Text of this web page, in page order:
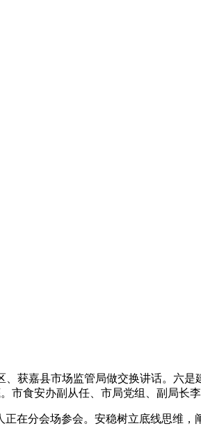
嘉县市场监管局做交换讲话。六是
食安办副从任、市局党组、副局长
分会场参会。安稳树立底线思维，